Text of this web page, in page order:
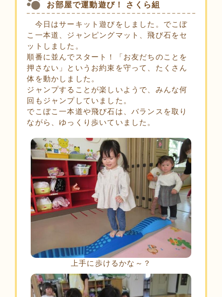
お部屋で運動遊び！ さくら組
今日はサーキット遊びをしました。でこぼ
こ一本道、ジャンピングマット、飛び石をセ
ットしました。
順番に並んでスタート！「お友だちのことを
押さない」というお約束を守って、たくさん
体を動かしました。
ジャンプすることが楽しいようで、みんな何
回もジャンプしていました。
でこぼこ一本道や飛び石は、バランスを取り
ながら、ゆっくり歩いていました。
上手に歩けるかな～？